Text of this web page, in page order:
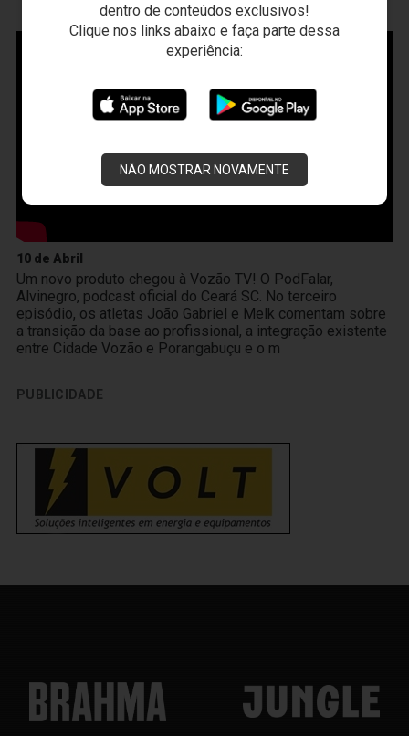
dentro de conteúdos exclusivos!
Clique nos links abaixo e faça parte dessa
experiência:
NÃO MOSTRAR NOVAMENTE
VOZÃOTV
10 de Abril
Um novo produto chegou à Vozão TV! O PodFalar,
Alvinegro, podcast oficial do Ceará SC. No terceiro
episódio, os atletas João Gabriel e Melk comentam sobre
a transição da base ao profissional, a integração existente
entre Cidade Vozão e Porangabuçu e o m
PUBLICIDADE